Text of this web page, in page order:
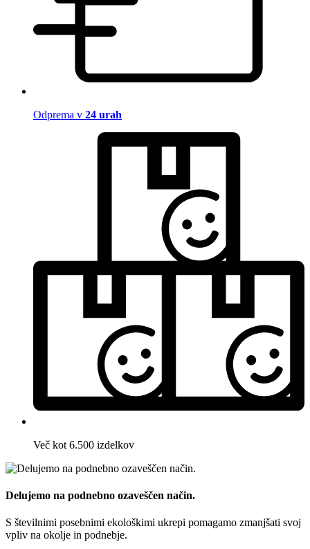
Odprema v 24 urah
Več kot 6.500 izdelkov
Delujemo na podnebno ozaveščen način.
S številnimi posebnimi ekološkimi ukrepi pomagamo zmanjšati svoj
vpliv na okolje in podnebje.